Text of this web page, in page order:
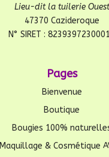
Lieu-dit la tuilerie Ouest
47370 Cazideroque
N° SIRET :
Pages
Bienvenue
Boutique
Bougies 100%
Maquillage & Cosmétique